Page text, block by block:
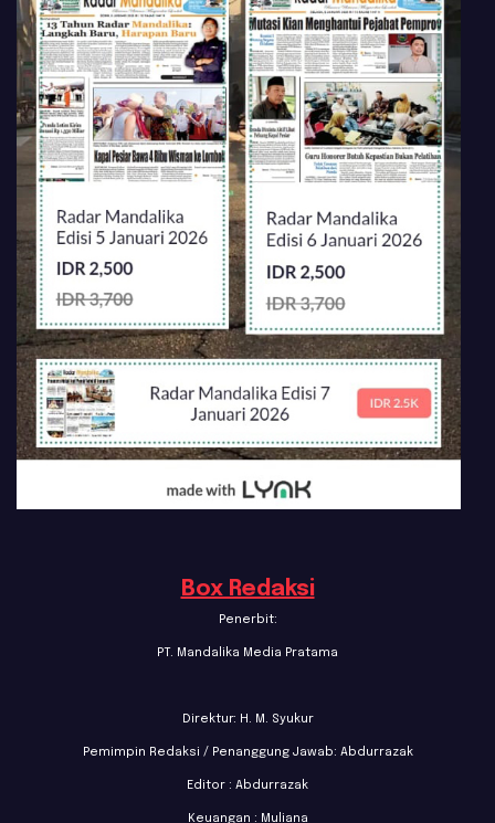
Box Redaksi
Penerbit:
PT. Mandalika Media Pratama
Direktur: H. M. Syukur
Pemimpin Redaksi / Penanggung Jawab: Abdurrazak
Editor : Abdurrazak
Keuangan : Muliana